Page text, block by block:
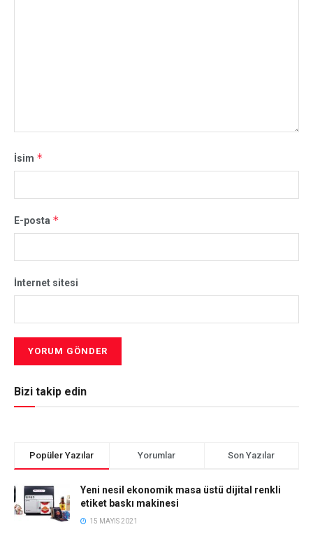
İsim *
E-posta *
İnternet sitesi
Bizi takip edin
Popüler Yazılar Yorumlar Son Yazılar
Yeni nesil ekonomik masa üstü dijital renkli
etiket baskı makinesi
15 MAYIS 2021